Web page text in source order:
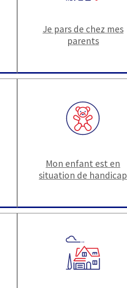
Je pars de chez mes
parents
Mon enfant est en
situation de handicap